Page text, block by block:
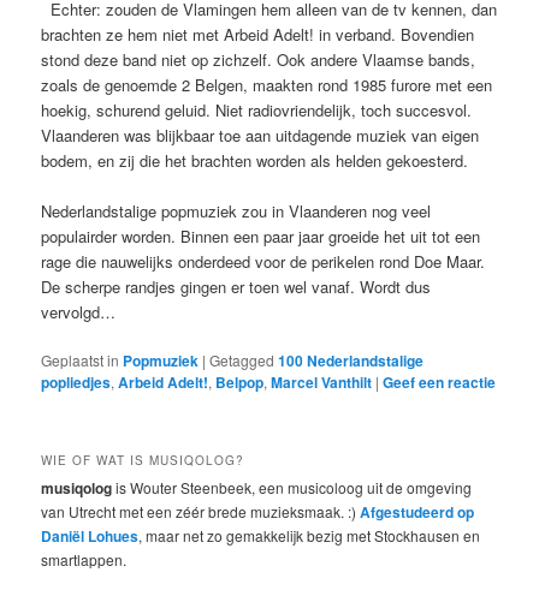
Echter: zouden de Vlamingen hem alleen van de tv kennen, dan
brachten ze hem niet met Arbeid Adelt! in verband. Bovendien
stond deze band niet op zichzelf. Ook andere Vlaamse bands,
zoals de genoemde 2 Belgen, maakten rond 1985 furore met een
hoekig, schurend geluid. Niet radiovriendelijk, toch succesvol.
Vlaanderen was blijkbaar toe aan uitdagende muziek van eigen
bodem, en zij die het brachten worden als helden gekoesterd.
Nederlandstalige popmuziek zou in Vlaanderen nog veel
populairder worden. Binnen een paar jaar groeide het uit tot een
rage die nauwelijks onderdeed voor de perikelen rond Doe Maar.
De scherpe randjes gingen er toen wel vanaf. Wordt dus
vervolgd…
Geplaatst in Popmuziek |Getagged 100 Nederlandstalige
popliedjes,Arbeid Adelt!, Belpop,Marcel Vanthilt |Geef een reactie
WIE OF WAT IS MUSIQOLOG?
musiqologis Wouter Steenbeek, een musicoloog uit de omgeving
van Utrecht met een zéér brede muzieksmaak. :)Afgestudeerd op
Daniël Lohues, maar net zo gemakkelijk bezig met Stockhausen en
smartlappen.